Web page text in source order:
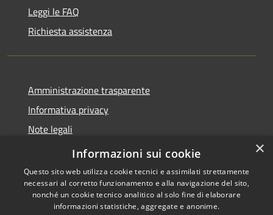
Leggi le FAQ
Richiesta assistenza
Amministrazione trasparente
Informativa privacy
Note legali
Dichiarazione di accessibilità
Copyright © 2026 • Comune di
×
Informazioni sui cookie
Questo sito web utilizza cookie tecnici e assimilati strettamente
necessari al corretto funzionamento e alla navigazione del sito,
nonché un cookie tecnico analitico al solo fine di elaborare
informazioni statistiche, aggregate e anonime.